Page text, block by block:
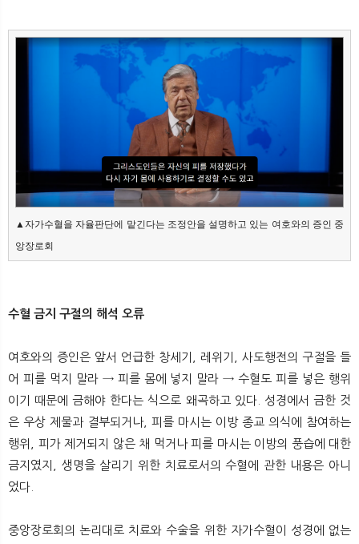
▲자가수혈을 자율판단에 맡긴다는 조정안을 설명하고 있는 여호와의 증인 중
앙장로회
수혈 금지 구절의 해석 오류
여호와의 증인은 앞서 언급한 창세기, 레위기, 사도행전의 구절을 들
어 피를 먹지 말라 → 피를 몸에 넣지 말라 → 수혈도 피를 넣은 행위
이기 때문에 금해야 한다는 식으로 왜곡하고 있다. 성경에서 금한 것
은 우상 제물과 결부되거나, 피를 마시는 이방 종교 의식에 참여하는
행위, 피가 제거되지 않은 채 먹거나 피를 마시는 이방의 풍습에 대한
금지였지, 생명을 살리기 위한 치료로서의 수혈에 관한 내용은 아니
었다.
중앙장로회의 논리대로 치료와 수술을 위한 자가수혈이 성경에 없는